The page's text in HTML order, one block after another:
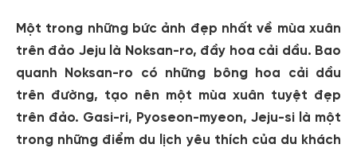
Một trong những bức ảnh đẹp nhất về mùa xuân
trên đảo Jeju là Noksan-ro, đầy hoa cải dầu. Bao
quanh Noksan-ro có những bông hoa cải dầu
trên đường, tạo nên một mùa xuân tuyệt đẹp
trên đảo. Gasi-ri, Pyoseon-myeon, Jeju-si là một
trong những điểm du lịch yêu thích của du khách